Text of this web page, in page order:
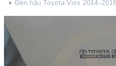
Đèn hậu Toyota Vios 2014-